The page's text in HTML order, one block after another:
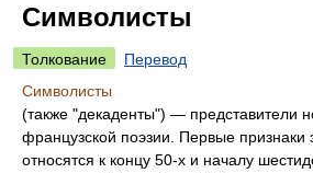
Символисты
Толкование
Перевод
Символисты
(также "декаденты") — представители
французской поэзии. Первые признаки
относятся к концу 50-х и началу